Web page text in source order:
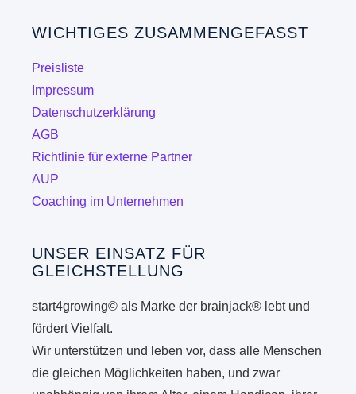
Optionen
gewählt
WICHTIGES ZUSAMMENGEFASST
Preisliste
Impressum
Datenschutzerklärung
AGB
Richtlinie für externe Partner
AUP
Coaching im Unternehmen
UNSER EINSATZ FÜR
GLEICHSTELLUNG
start4growing© als Marke der brainjack® lebt und
fördert Vielfalt.
Wir unterstützen und leben vor, dass alle Menschen
die gleichen Möglichkeiten haben, und zwar